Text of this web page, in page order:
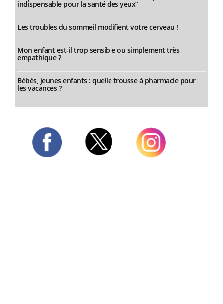
indispensable pour la santé des yeux”
Les troubles du sommeil modifient votre cerveau !
Mon enfant est-il trop sensible ou simplement très
empathique ?
Bébés, jeunes enfants : quelle trousse à pharmacie pour
les vacances ?